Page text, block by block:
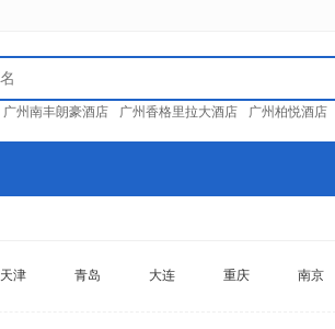
广州南丰朗豪酒店 广州香格里拉大酒店 广州柏悦酒店
天津 青岛 大连 重庆 南京